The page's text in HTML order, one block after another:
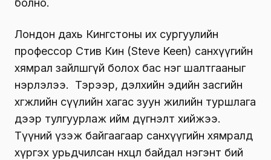
болно.
Лондон дахь Кингстоны их сургуулийн
профессор Стив Кин (Steve Keen) санхүүгийн
хямрал зайлшгүй болох бас нэг шалтгааныг
нэрлэлээ. Тэрээр, дэлхийн эдийн засгийн
хөгжлийн сүүлийн хагас зуун жилийн туршлага
дээр тулгуурлаж ийм дүгнэлт хийжээ.
Түүний үзэж байгаагаар санхүүгийн хямралд
хүргэх урьдчилсан нөхцөл байдал нэгэнт бий